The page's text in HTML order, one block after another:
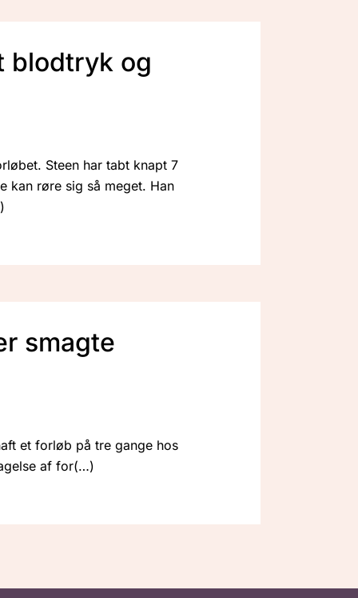
blodtryk og
Steen har tabt knapt 7
kan røre sig så meget. Han
smagte
et forløb på tre gange hos
af for